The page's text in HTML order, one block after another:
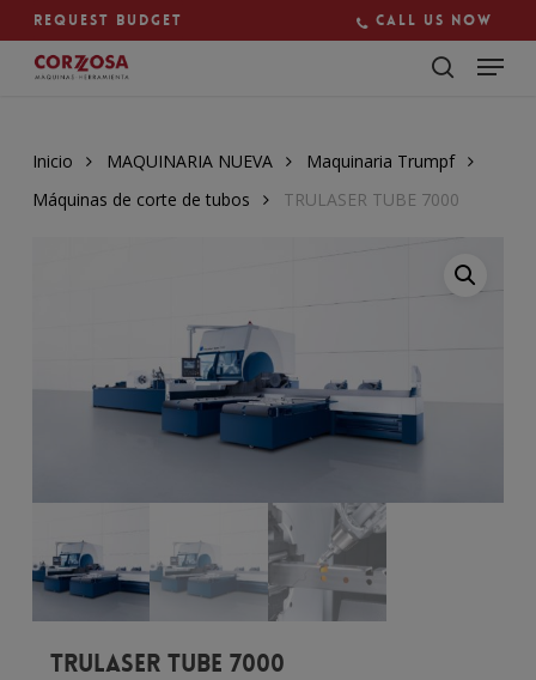
main
content
Request budget Call us now
Inicio MAQUINARIA NUEVA
Maquinaria Trumpf
Máquinas de corte de tubos
TRULASER TUBE 7000
TRULASER TUBE 7000
Close